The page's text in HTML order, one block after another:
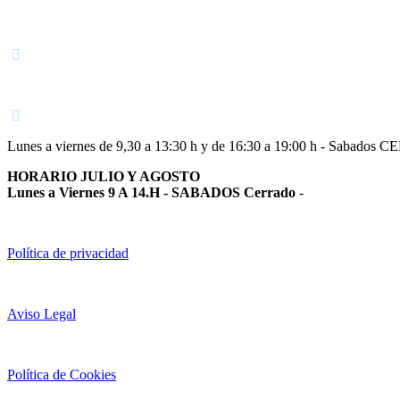
Lunes a viernes de 9,30 a 13:30 h y de 16:30 a 19:00 h - Sabados
HORARIO JULIO Y AGOSTO
Lunes a Viernes 9 A 14.H - SABADOS Cerrado -
Política de privacidad
Aviso Legal
Política de Cookies